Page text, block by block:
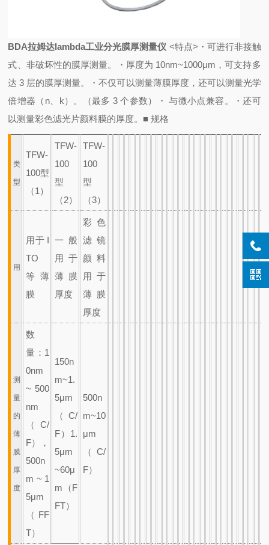
BDA拉姆达lambda工业分光膜厚测量仪 <特点> ・可进行非接触
式、非破坏性的膜厚测量。
・厚度为 10nm~1000μm，可支持多
达 3 层的膜厚测量。
・不仅可以测量薄膜厚度，还可以测量光学
倍增器（n、k）。
（最多 3 个参数） ・ 与微小点兼容。
・还可
以测量彩色滤光片颜料膜的厚度。 ■ 规格
类
型
TFW-
100型
（1）
TFW-
100
型
（2）
TFW-
100
型
（3）
用
用于 I
TO
等薄
膜
一般
用于
薄膜
厚度
彩色
滤镜
颜料
用于
薄膜
厚度
测
量
的
薄
膜
厚
度
数
量：1
0nm
~ 500
nm
（C/
F），
500n
m ~ 1
5μm
（FF
T）
150n
m~1.
5μm
（C/
F） 1.
5μm
~60μ
m（F
FT）
500n
m~10
μm
（C/
F）